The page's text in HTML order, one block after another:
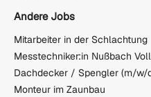
Andere Jobs
Mitarbeiter in der Schlachtung
Messtechniker:in Nußbach
Dachdecker / Spengler (m/w/
Monteur im Zaunbau